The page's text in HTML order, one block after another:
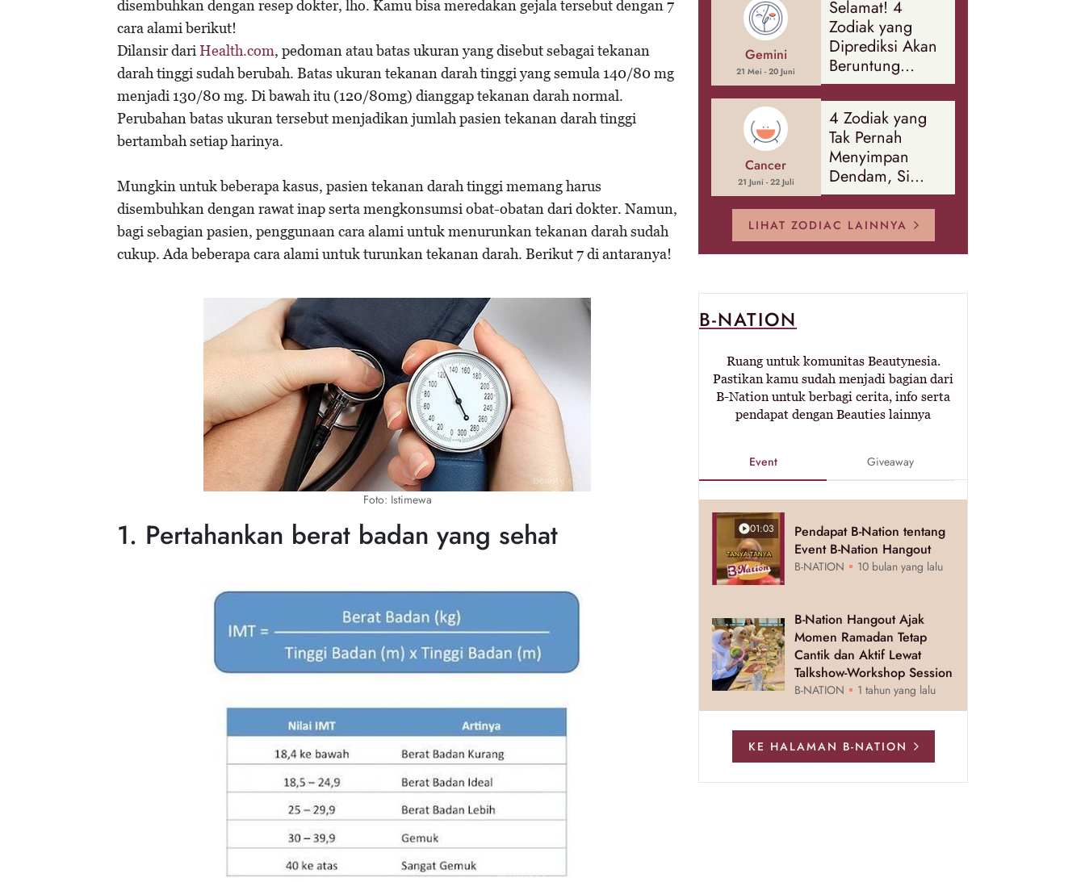
disembuhkan dengan resep dokter, lho. Kamu bisa meredakan gejala tersebut dengan 7
cara alami berikut!
Dilansir dariHealth.com, pedoman atau batas ukuran yang disebut sebagai tekanan
darah tinggi sudah berubah. Batas ukuran tekanan darah tinggi yang semula 140/80 mg
menjadi 130/80 mg. Di bawah itu (120/80mg) dianggap tekanan darah normal.
Perubahan batas ukuran tersebut menjadikan jumlah pasien tekanan darah tinggi
bertambah setiap harinya.
Mungkin untuk beberapa kasus, pasien tekanan darah tinggi memang harus
disembuhkan dengan rawat inap serta mengkonsumsi obat-obatan dari dokter. Namun,
bagi sebagian pasien, penggunaan cara alami untuk menurunkan tekanan darah sudah
cukup. Ada beberapa cara alami untuk turunkan tekanan darah. Berikut 7 di antaranya!
Foto: Istimewa
1. Pertahankan berat badan yang sehat
Banyak Hal
Gemini
21 Mei - 20 Juni
Selamat! 4
Zodiak yang
Diprediksi Akan
Beruntung
Sepanjang
Agustus 2026
Cancer
21 Juni - 22 Juli
4 Zodiak yang
Tak Pernah
Menyimpan
Dendam, Si
Paling Mudah
Memaafkan!
LIHAT ZODIAC LAINNYA
B-NATION
Ruang untuk komunitas Beautynesia.
Pastikan kamu sudah menjadi bagian dari
B-Nation untuk berbagi cerita, info serta
pendapat dengan Beauties lainnya
Event Giveaway
01:03
Pendapat B-Nation tentang
Event B-Nation Hangout
B-NATION 10 bulan yang lalu
B-Nation Hangout Ajak
Momen Ramadan Tetap
Cantik dan Aktif Lewat
Talkshow-Workshop Session
B-NATION 1 tahun yang lalu
KE HALAMAN B-NATION